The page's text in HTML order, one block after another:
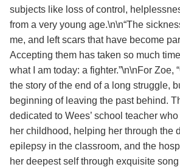
subjects like loss of control,
from a very young age.\n\n“The
me, and left scars that have become
Accepting them has taken so much
what I am today: a fighter.”\n\nFor Zoe,
the story of the end of a long struggle,
beginning of leaving the past behind.
dedicated to Wees’ school teacher
her childhood, helping her through the
epilepsy in the classroom, and the
her deepest self through exquisite